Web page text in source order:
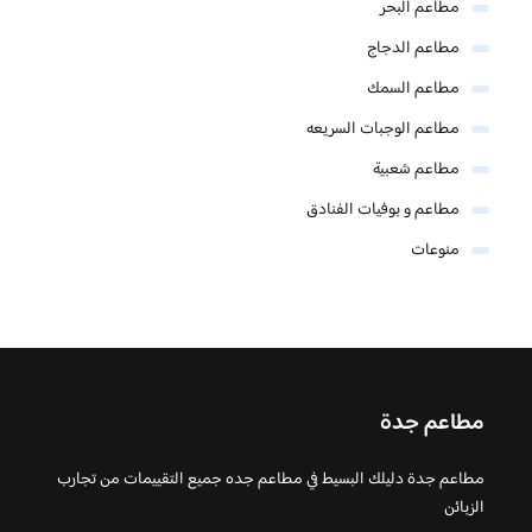
مطاعم البحر
مطاعم الدجاج
مطاعم السمك
مطاعم الوجبات السريعه
مطاعم شعبية
مطاعم و بوفيات الفنادق
منوعات
مطاعم جدة
مطاعم جدة دليلك البسيط في مطاعم جده جميع التقييمات من تجارب
الزبائن